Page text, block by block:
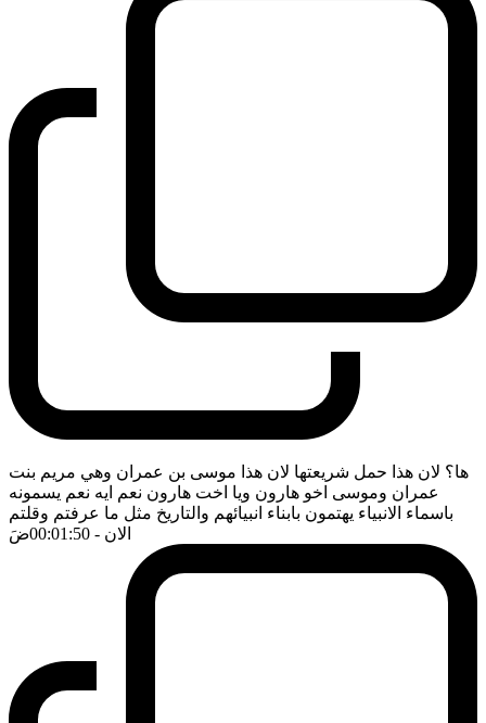
ها؟ لان هذا حمل شريعتها لان هذا موسى بن عمران وهي مريم بنت
عمران وموسى اخو هارون ويا اخت هارون نعم ايه نعم يسمونه
باسماء الانبياء يهتمون بابناء انبيائهم والتاريخ مثل ما عرفتم وقلتم
الان - 00:01:50 ضَ